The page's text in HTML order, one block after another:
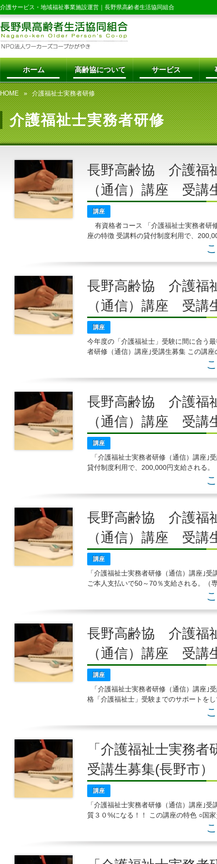
介護サービス・地域福祉事業施設運営｜ 長野県高齢者生活協同組合
ホーム 高齢協について サービス
HOME 介護福祉士実務者研修
介護福祉士実務者研修
長野高齢協 介護福
（通信）講座 受講
講座
有資格者コース 「介護福祉士実務者研
座の特徴 受講料の貸付制度利用で、
長野高齢協 介護福
（通信）講座 受講
講座
今年度の「介護福祉士」受験に間に合う
者研修（通信）講座｣受講生募集 この講
長野高齢協 介護福
（通信）講座 受講
講座
「介護福祉士実務者研修（通信）講座｣
貸付制度利用で、200,000円支給される
長野高齢協 介護福
（通信）講座 受講
講座
「介護福祉士実務者研修（通信）講座｣
ご本人支払いで50～70％支給される。（
座
長野高齢協 介護福
（通信）講座 受講
講座
「介護福祉士実務者研修（通信）講座｣
格「介護福祉士」受験までのサポート
「介護福祉士実務
受講生募集(長野市）
講座
「介護福祉士実務者研修（通信）講座｣
質３０%になる！！ この講座の特色 ○国